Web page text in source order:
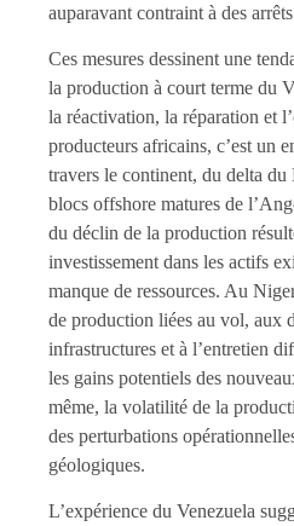
auparavant contraint à des
Ces mesures dessinent une
la production à court terme du
la réactivation, la réparation et
producteurs africains, c’est un
travers le continent, du delta
blocs offshore matures de
du déclin de la production
investissement dans les actifs
manque de ressources. Au
de production liées au vol, aux
infrastructures et à l’entretien
les gains potentiels des
même, la volatilité de la
des perturbations
géologiques.
L’expérience du Venezuela